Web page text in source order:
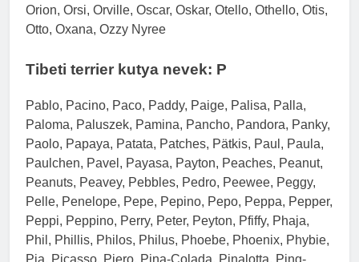
Orion, Orsi, Orville, Oscar, Oskar, Otello, Othello, Otis,
Otto, Oxana, Ozzy Nyree
Tibeti terrier kutya nevek: P
Pablo, Pacino, Paco, Paddy, Paige, Palisa, Palla,
Paloma, Paluszek, Pamina, Pancho, Pandora, Panky,
Paolo, Papaya, Patata, Patches, Pätkis, Paul, Paula,
Paulchen, Pavel, Payasa, Payton, Peaches, Peanut,
Peanuts, Peavey, Pebbles, Pedro, Peewee, Peggy,
Pelle, Penelope, Pepe, Pepino, Pepo, Peppa, Pepper,
Peppi, Peppino, Perry, Peter, Peyton, Pfiffy, Phaja,
Phil, Phillis, Philos, Philus, Phoebe, Phoenix, Phybie,
Pia, Picasso, Piero, Pina-Colada, Pinalotta, Ping-